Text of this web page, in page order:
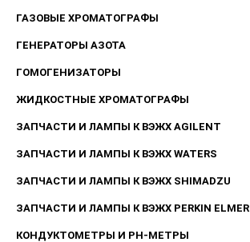
ГАЗОВЫЕ ХРОМАТОГРАФЫ
ГЕНЕРАТОРЫ АЗОТА
ГОМОГЕНИЗАТОРЫ
ЖИДКОСТНЫЕ ХРОМАТОГРАФЫ
ЗАПЧАСТИ И ЛАМПЫ К ВЭЖХ AGILENT
ЗАПЧАСТИ И ЛАМПЫ К ВЭЖХ WATERS
ЗАПЧАСТИ И ЛАМПЫ К ВЭЖХ SHIMADZU
ЗАПЧАСТИ И ЛАМПЫ К ВЭЖХ PERKIN ELMER
КОНДУКТОМЕТРЫ И PH-МЕТРЫ